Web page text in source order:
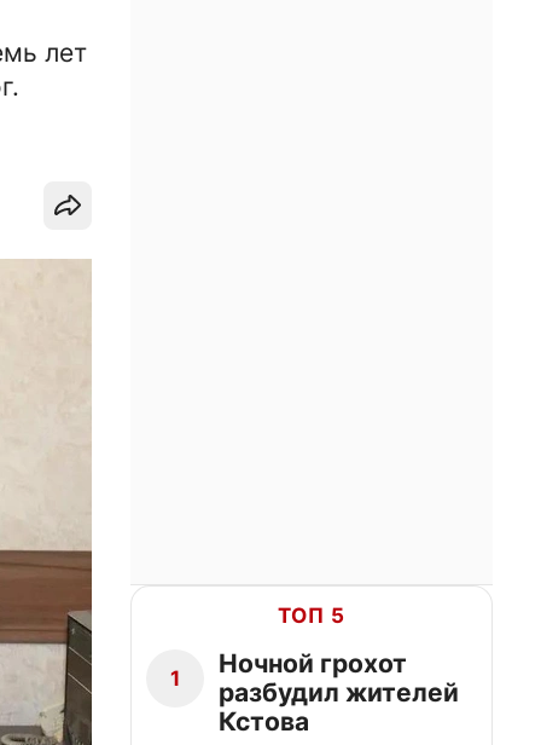
лет
ТОП 5
1
Ночной грохот
разбудил жителей
Кстова